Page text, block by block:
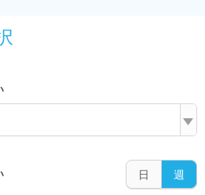
日 週